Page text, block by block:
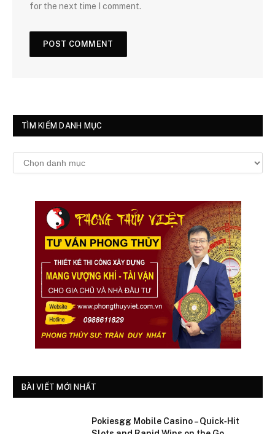
for the next time I comment.
TÌM KIẾM DANH MỤC
Tìm
kiếm
BÀI VIẾT MỚI NHẤT
Pokiesgg Mobile Casino – Quick‑Hit